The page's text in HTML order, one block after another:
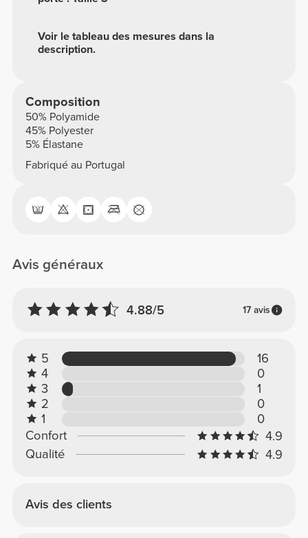
Voir le tableau des mesures dans la
description.
Composition
50% Polyamide
45% Polyester
5% Élastane
Fabriqué au Portugal
Avis généraux
4.88/5 17 avis
5
16
4
0
3
1
2
0
1
0
Confort
4.9
Qualité
4.9
Avis des clients